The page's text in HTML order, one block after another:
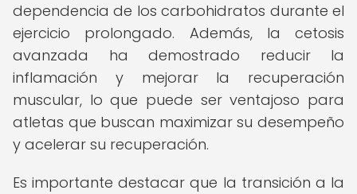
dependencia de los carbohidratos durante el
ejercicio prolongado. Además, la cetosis
avanzada ha demostrado reducir la
inflamación y mejorar la recuperación
muscular, lo que puede ser ventajoso para
atletas que buscan maximizar su desempeño
y acelerar su recuperación.
Es importante destacar que la transición a la